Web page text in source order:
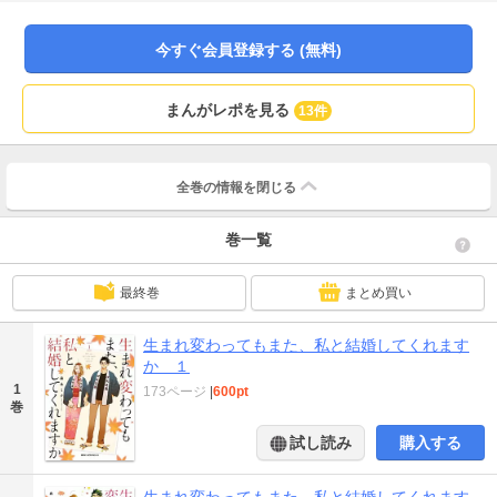
今すぐ会員登録する (無料)
まんがレポを見る 13件
全巻の情報を 閉じる
巻一覧
最終巻 まとめ買い
1
巻
生まれ変わってもまた、私と結婚してくれます
か １
173ページ |600pt
試し読み 購入する